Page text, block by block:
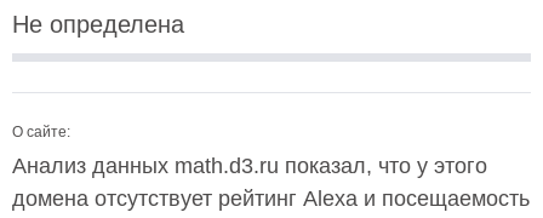
Не определена
О сайте:
Анализ данных math.d3.ru показал, что у этого
домена отсутствует рейтинг Alexa и посещаемость